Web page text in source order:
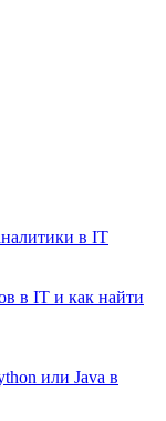
в IT
в IT и как найти
или Java в